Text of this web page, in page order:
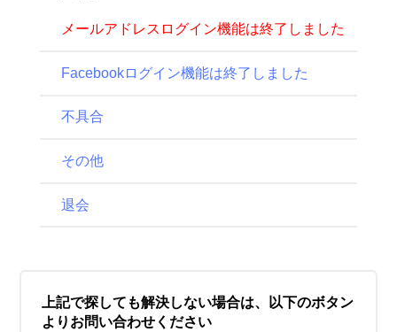
メールアドレスログイン機能は終了しました
Facebookログイン機能は終了しました
不具合
その他
退会
上記で探しても解決しない場合は、以下のボタン
よりお問い合わせください